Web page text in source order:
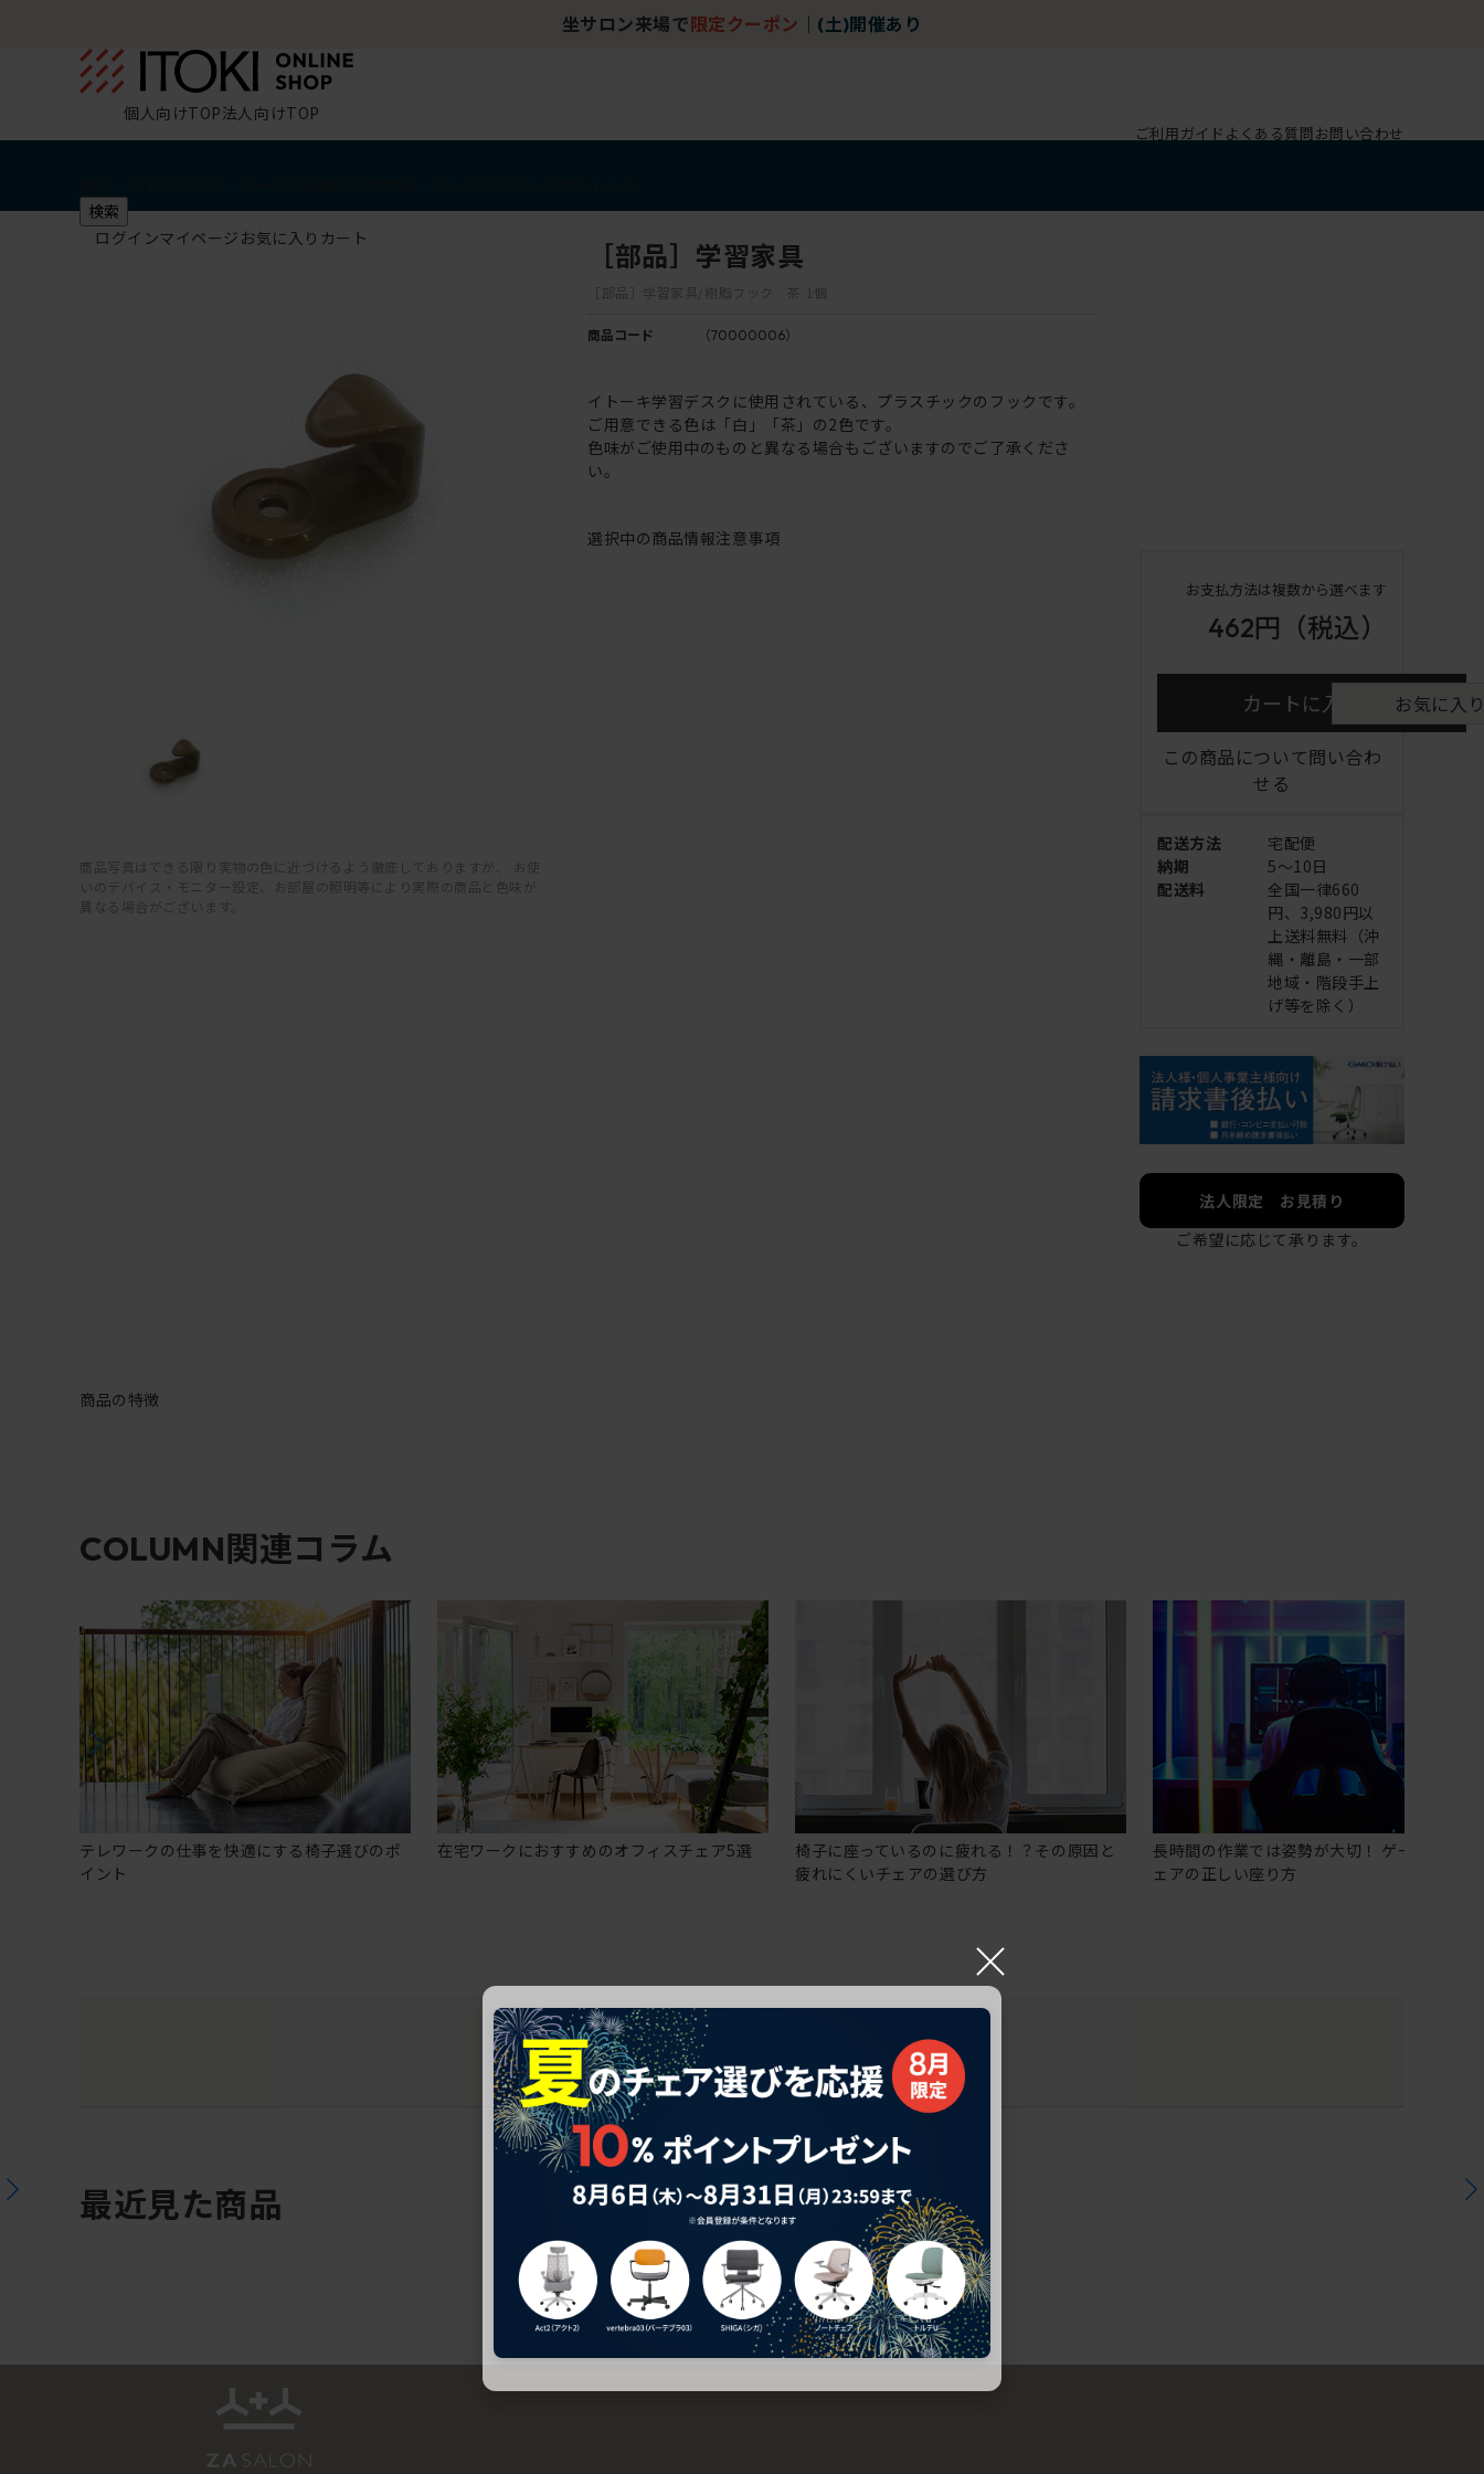
坐サロン来場で 限定クーポン (土)開催あり
個人向けTOP法人向けTOP
ご利用ガイド よくある質問お問い合わせ
検索
ログインマイページ お気に入り カート
商品写真はできる限り実物の色に近づけるよう徹底しておりますが、 お使
いのデバイス・モニター設定、お部屋の照明等により実際の商品と色味が
異なる場合がございます。
［部品］学習家具
［部品］学習家具/樹脂フック 茶 1個
商品コード （70000006）
イトーキ学習デスクに使用されている、プラスチックのフックです。
ご用意できる色は「白」「茶」の2色です。
色味がご使用中のものと異なる場合もございますのでご了承くださ
い。
選択中の商品情報注意事項
お支払方法は複数から選べます
462円 （税込）
カートに入れる お気に入
この商品について問い合わ
せる
配送方法
宅配便
納期
5～10日
配送料
全国一律660
円、3,980円以
上送料無料（沖
縄・離島・一部
地域・階段手上
げ等を除く）
法人限定 お見積り
ご希望に応じて承ります。
商品の特徴
COLUMN関連コラム
テレワークの仕事を快適にする椅子選びのポ
イント
在宅ワークにおすすめのオフィスチェア5選
椅子に座っているのに疲れる！？その原因と
疲れにくいチェアの選び方
長時間の作業では姿勢が大切！ ゲーミングチ
ェアの正しい座り方
最近見た商品
×